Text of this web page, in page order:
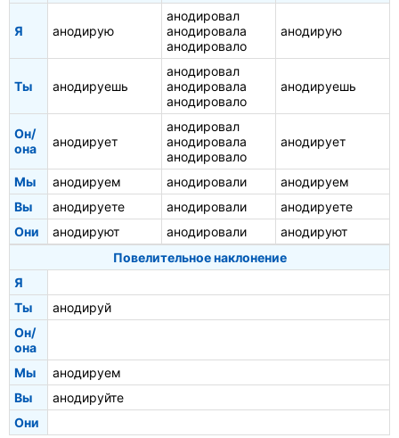
Я анодирую
анодировал
анодировала
анодировало
анодирую
Ты анодируешь
анодировал
анодировала
анодировало
анодируешь
Он/
она
анодирует
анодировал
анодировала
анодировало
анодирует
Мы анодируем анодировали
анодируем
Вы
анодируете анодировали
анодируете
Они
анодируют анодировали
анодируют
Повелительное наклонение
Я
Ты
анодируй
Он/
она
Мы
анодируем
Вы
анодируйте
Они